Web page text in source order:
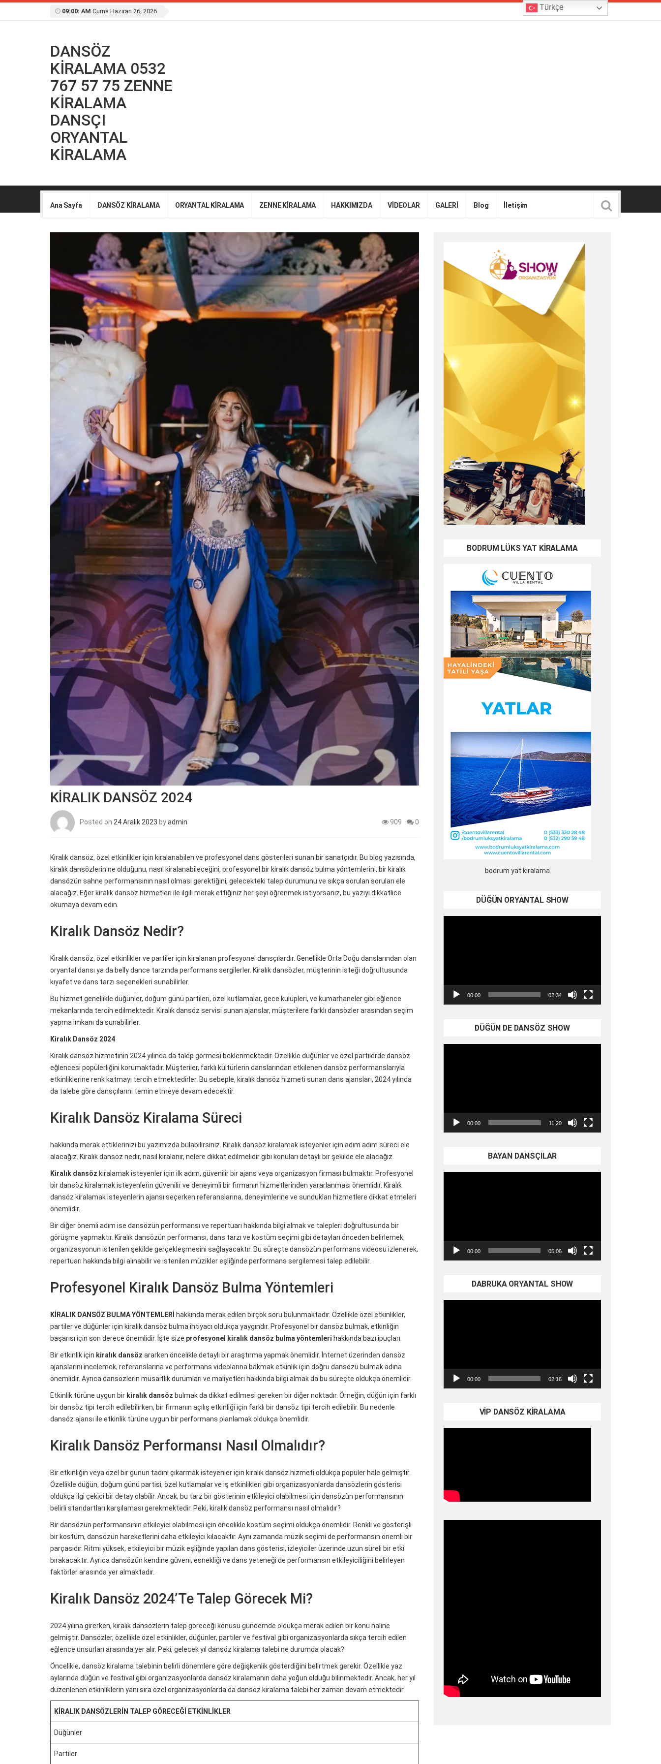
09:00: AM Cuma Haziran 26, 2026
DANSÖZ
KİRALAMA 0532
767 57 75 ZENNE
KİRALAMA
DANSÇI
ORYANTAL
KİRALAMA
Ana Sayfa DANSÖZ KİRALAMA ORYANTAL KİRALAMA ZENNE KİRALAMA HAKKIMIZDA VİDEOLAR GALERİ Blog İletişim
KİRALIK DANSÖZ 2024
Posted on 24 Aralık 2023 byadmin 909 0
Kiralık dansöz, özel etkinlikler için kiralanabilen ve profesyonel dans gösterileri sunan bir sanatçıdır. Bu blog yazısında,
kiralık dansözlerin ne olduğunu, nasıl kiralanabileceğini, profesyonel bir kiralık dansöz bulma yöntemlerini, bir kiralık
dansözün sahne performansının nasıl olması gerektiğini, gelecekteki talep durumunu ve sıkça sorulan soruları ele
alacağız. Eğer kiralık dansöz hizmetleri ile ilgili merak ettiğiniz her şeyi öğrenmek istiyorsanız, bu yazıyı dikkatlice
okumaya devam edin.
Kiralık Dansöz Nedir?
Kiralık dansöz, özel etkinlikler ve partiler için kiralanan profesyonel dansçılardır. Genellikle Orta Doğu danslarından olan
oryantal dansı ya da belly dance tarzında performans sergilerler. Kiralık dansözler, müşterinin isteği doğrultusunda
kıyafet ve dans tarzı seçenekleri sunabilirler.
Bu hizmet genellikle düğünler, doğum günü partileri, özel kutlamalar, gece kulüpleri, ve kumarhaneler gibi eğlence
mekanlarında tercih edilmektedir. Kiralık dansöz servisi sunan ajanslar, müşterilere farklı dansözler arasından seçim
yapma imkanı da sunabilirler.
Kiralık Dansöz 2024
Kiralık dansöz hizmetinin 2024 yılında da talep görmesi beklenmektedir. Özellikle düğünler ve özel partilerde dansöz
eğlencesi popülerliğini korumaktadır. Müşteriler, farklı kültürlerin danslarından etkilenen dansöz performanslarıyla
etkinliklerine renk katmayı tercih etmektedirler. Bu sebeple, kiralık dansöz hizmeti sunan dans ajansları, 2024 yılında
da talebe göre dansçılarını temin etmeye devam edecektir.
Kiralık Dansöz Kiralama Süreci
hakkında merak ettiklerinizi bu yazımızda bulabilirsiniz. Kiralık dansöz kiralamak isteyenler için adım adım süreci ele
alacağız. Kiralık dansöz nedir, nasıl kiralanır, nelere dikkat edilmelidir gibi konuları detaylı bir şekilde ele alacağız.
Kiralık dansöz kiralamak isteyenler için ilk adım, güvenilir bir ajans veya organizasyon firması bulmaktır. Profesyonel
bir dansöz kiralamak isteyenlerin güvenilir ve deneyimli bir firmanın hizmetlerinden yararlanması önemlidir. Kiralık
dansöz kiralamak isteyenlerin ajansı seçerken referanslarına, deneyimlerine ve sundukları hizmetlere dikkat etmeleri
önemlidir.
Bir diğer önemli adım ise dansözün performansı ve repertuarı hakkında bilgi almak ve talepleri doğrultusunda bir
görüşme yapmaktır. Kiralık dansözün performansı, dans tarzı ve kostüm seçimi gibi detayları önceden belirlemek,
organizasyonun istenilen şekilde gerçekleşmesini sağlayacaktır. Bu süreçte dansözün performans videosu izlenerek,
repertuarı hakkında bilgi alınabilir ve istenilen müzikler eşliğinde performans sergilemesi talep edilebilir.
Profesyonel Kiralık Dansöz Bulma Yöntemleri
KİRALIK DANSÖZ BULMA YÖNTEMLERİ hakkında merak edilen birçok soru bulunmaktadır. Özellikle özel etkinlikler,
partiler ve düğünler için kiralık dansöz bulma ihtiyacı oldukça yaygındır. Profesyonel bir dansöz bulmak, etkinliğin
başarısı için son derece önemlidir. İşte size profesyonel kiralık dansöz bulma yöntemleri hakkında bazı ipuçları.
Bir etkinlik için kiralık dansöz ararken öncelikle detaylı bir araştırma yapmak önemlidir. İnternet üzerinden dansöz
ajanslarını incelemek, referanslarına ve performans videolarına bakmak etkinlik için doğru dansözü bulmak adına
önemlidir. Ayrıca dansözlerin müsaitlik durumları ve maliyetleri hakkında bilgi almak da bu süreçte oldukça önemlidir.
Etkinlik türüne uygun bir kiralık dansöz bulmak da dikkat edilmesi gereken bir diğer noktadır. Örneğin, düğün için farklı
bir dansöz tipi tercih edilebilirken, bir firmanın açılış etkinliği için farklı bir dansöz tipi tercih edilebilir. Bu nedenle
dansöz ajansı ile etkinlik türüne uygun bir performans planlamak oldukça önemlidir.
Kiralık Dansöz Performansı Nasıl Olmalıdır?
Bir etkinliğin veya özel bir günün tadını çıkarmak isteyenler için kiralık dansöz hizmeti oldukça popüler hale gelmiştir.
Özellikle düğün, doğum günü partisi, özel kutlamalar ve iş etkinlikleri gibi organizasyonlarda dansözlerin gösterisi
oldukça ilgi çekici bir detay olabilir. Ancak, bu tarz bir gösterinin etkileyici olabilmesi için dansözün performansının
belirli standartları karşılaması gerekmektedir. Peki, kiralık dansöz performansı nasıl olmalıdır?
Bir dansözün performansının etkileyici olabilmesi için öncelikle kostüm seçimi oldukça önemlidir. Renkli ve gösterişli
bir kostüm, dansözün hareketlerini daha etkileyici kılacaktır. Aynı zamanda müzik seçimi de performansın önemli bir
parçasıdır. Ritmi yüksek, etkileyici bir müzik eşliğinde yapılan dans gösterisi, izleyiciler üzerinde uzun süreli bir etki
bırakacaktır. Ayrıca dansözün kendine güveni, esnekliği ve dans yeteneği de performansın etkileyiciliğini belirleyen
faktörler arasında yer almaktadır.
Kiralık Dansöz 2024’Te Talep Görecek Mi?
2024 yılına girerken, kiralık dansözlerin talep göreceği konusu gündemde oldukça merak edilen bir konu haline
gelmiştir. Dansözler, özellikle özel etkinlikler, düğünler, partiler ve festival gibi organizasyonlarda sıkça tercih edilen
eğlence unsurları arasında yer alır. Peki, gelecek yıl dansöz kiralama talebi ne durumda olacak?
Öncelikle, dansöz kiralama talebinin belirli dönemlere göre değişkenlik gösterdiğini belirtmek gerekir. Özellikle yaz
aylarında düğün ve festival gibi organizasyonlarda dansöz kiralamanın daha yoğun olduğu bilinmektedir. Ancak, her yıl
düzenlenen etkinliklerin yanı sıra özel organizasyonlarda da dansöz kiralama talebi her zaman devam etmektedir.
KIRALIK DANSÖZLERIN TALEP GÖRECEĞI ETKINLIKLER
Düğünler
Partiler
BODRUM LÜKS YAT KİRALAMA
bodrum yat kiralama
DÜĞÜN ORYANTAL SHOW
00:00 02:34
DÜĞÜN DE DANSÖZ SHOW
00:00 11:20
BAYAN DANSÇILAR
00:00 05:06
DABRUKA ORYANTAL SHOW
00:00 02:16
VİP DANSÖZ KİRALAMA
Türkçe